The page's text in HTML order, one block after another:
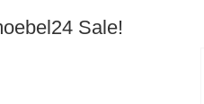
Sale!